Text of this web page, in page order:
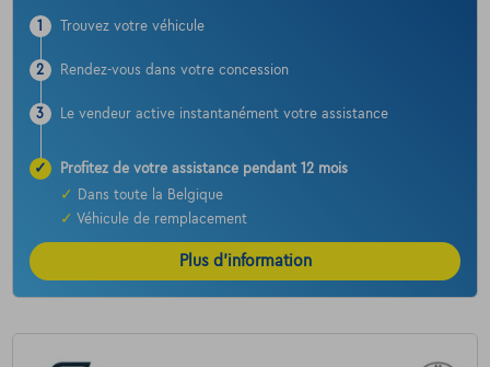
1 Trouvez votre véhicule
2 Rendez-vous dans votre concession
3 Le vendeur active instantanément votre assistance
✓
Profitez de votre assistance pendant 12 mois
✓
Dans toute la Belgique
✓ Véhicule de remplacement
Plus d’information